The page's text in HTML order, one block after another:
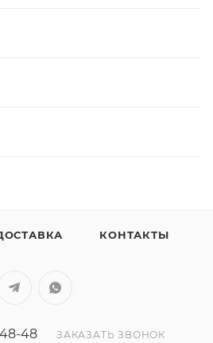
КОНТАКТЫ
48 ЗАКАЗАТЬ ЗВОНОК